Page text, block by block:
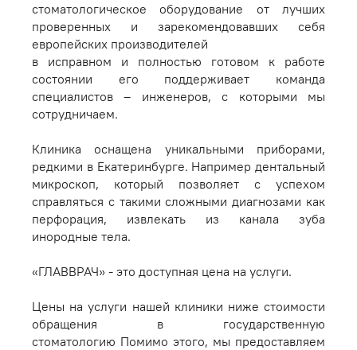
стоматологическое оборудование от лучших
проверенных и зарекомендовавших себя
европейских производителей
в исправном и полностью готовом к работе
состоянии его поддерживает команда
специалистов – инженеров, с которыми мы
сотрудничаем.
Клиника оснащена уникальными приборами,
редкими в Екатеринбурге. Например дентальный
микроскоп, который позволяет с успехом
справляться с такими сложными диагнозами как
перфорация, извлекать из канала зуба
инородные тела.
«ГЛАВВРАЧ» - это доступная цена на услуги.
Цены на услуги нашей клиники ниже стоимости
обращения в государственную
стоматологию Помимо этого, мы предоставляем